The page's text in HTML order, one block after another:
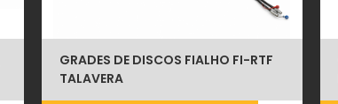
GRADES DE DISCOS FIALHO FI-RTF
TALAVERA